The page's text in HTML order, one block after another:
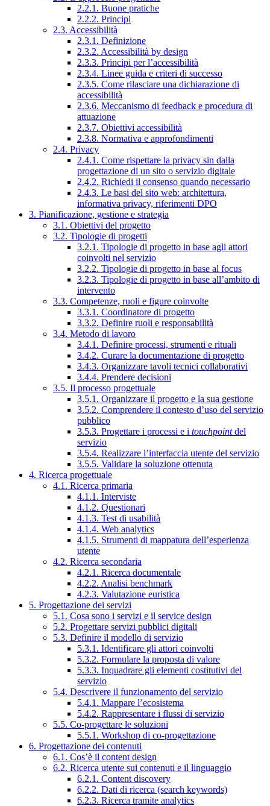
2.2.1. Buone pratiche
2.2.2. Principi
2.3. Accessibilità
2.3.1. Definizione
2.3.2. Accessibilità by design
2.3.3. Principi per l’accessibilità
2.3.4. Linee guida e criteri di successo
2.3.5. Come rilasciare una dichiarazione di
accessibilità
2.3.6. Meccanismo di feedback e procedura di
attuazione
2.3.7. Obiettivi accessibilità
2.3.8. Normativa e approfondimenti
2.4. Privacy
2.4.1. Come rispettare la privacy sin dalla
progettazione di un sito o servizio digitale
2.4.2. Richiedi il consenso quando necessario
2.4.3. Le basi del sito web: architettura,
informativa privacy, riferimenti DPO
3. Pianificazione, gestione e strategia
3.1. Obiettivi del progetto
3.2. Tipologie di progetti
3.2.1. Tipologie di progetto in base agli attori
coinvolti nel servizio
3.2.2. Tipologie di progetto in base al focus
3.2.3. Tipologie di progetto in base all’ambito di
intervento
3.3. Competenze, ruoli e figure coinvolte
3.3.1. Coordinatore di progetto
3.3.2. Definire ruoli e responsabilità
3.4. Metodo di lavoro
3.4.1. Definire processi, strumenti e rituali
3.4.2. Curare la documentazione di progetto
3.4.3. Organizzare tavoli tecnici collaborativi
3.4.4. Prendere decisioni
3.5. Il processo progettuale
3.5.1. Organizzare il progetto e la sua gestione
3.5.2. Comprendere il contesto d’uso del servizio
pubblico
3.5.3. Progettare i processi e i touchpointdel
servizio
3.5.4. Realizzare l’interfaccia utente del servizio
3.5.5. Validare la soluzione ottenuta
4. Ricerca progettuale
4.1. Ricerca primaria
4.1.1. Interviste
4.1.2. Questionari
4.1.3. Test di usabilità
4.1.4. Web analytics
4.1.5. Strumenti di mappatura dell’esperienza
utente
4.2. Ricerca secondaria
4.2.1. Ricerca documentale
4.2.2. Analisi benchmark
4.2.3. Valutazione euristica
5. Progettazione dei servizi
5.1. Cosa sono i servizi e il service design
5.2. Progettare servizi pubblici digitali
5.3. Definire il modello di servizio
5.3.1. Identificare gli attori coinvolti
5.3.2. Formulare la proposta di valore
5.3.3. Inquadrare gli elementi costitutivi del
servizio
5.4. Descrivere il funzionamento del servizio
5.4.1. Mappare l’ecosistema
5.4.2. Rappresentare i flussi di servizio
5.5. Co-progettare le soluzioni
5.5.1. Workshop di co-progettazione
6. Progettazione dei contenuti
6.1. Cos’è il content design
6.2. Ricerca utente sui contenuti e il linguaggio
6.2.1. Content discovery
6.2.2. Dati di ricerca (search keywords)
6.2.3. Ricerca tramite analytics